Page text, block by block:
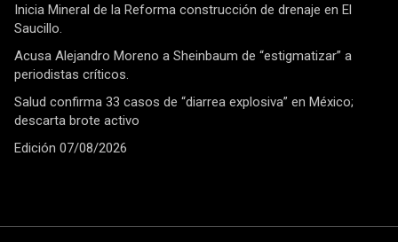
Inicia Mineral de la Reforma construcción de drenaje en El
Saucillo.
Acusa Alejandro Moreno a Sheinbaum de “estigmatizar” a
periodistas críticos.
Salud confirma 33 casos de “diarrea explosiva” en México;
descarta brote activo
Edición 07/08/2026